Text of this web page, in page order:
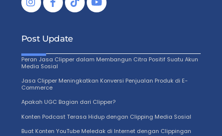
Post Update
Peran Jasa Clipper dalam Membangun Citra Positif Suatu Akun
Media Sosial
Jasa Clipper Meningkatkan Konversi Penjualan Produk di E-
Commerce
Apakah UGC Bagian dari Clipper?
Konten Podcast Terasa Hidup dengan Clipping Media Sosial
Buat Konten YouTube Meledak di Internet dengan Clippingan